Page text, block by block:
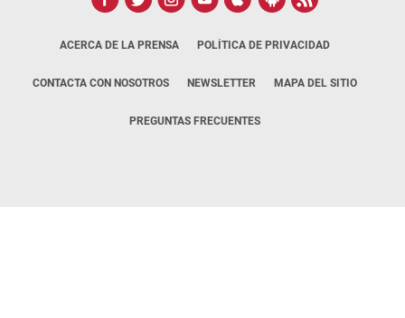
ACERCA DE LA PRENSA POLÍTICA DE PRIVACIDAD
CONTACTA CON NOSOTROS NEWSLETTER MAPA DEL SITIO
PREGUNTAS FRECUENTES